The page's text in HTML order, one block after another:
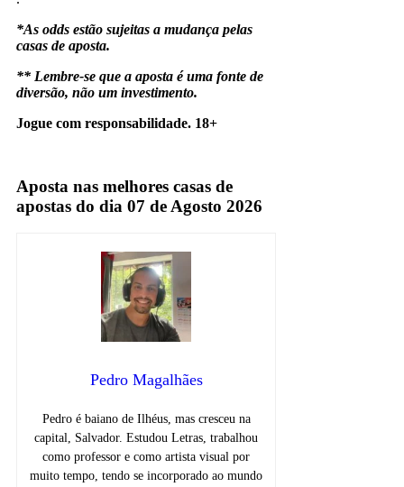
*As odds estão sujeitas a mudança pelas
casas de aposta.
** Lembre-se que a aposta é uma fonte de
diversão, não um investimento.
Jogue com responsabilidade. 18+
Aposta nas melhores casas de
apostas do dia 07 de Agosto 2026
Pedro Magalhães
Pedro é baiano de Ilhéus, mas cresceu na
capital, Salvador. Estudou Letras, trabalhou
como professor e como artista visual por
muito tempo, tendo se incorporado ao mundo